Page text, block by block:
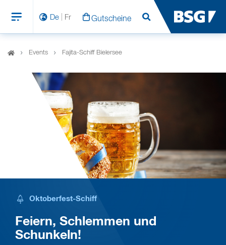
De Fr Gutscheine Suchen
Events Fajita-Schiff Bielersee
Oktoberfest-Schiff
Feiern, Schlemmen und
Schunkeln!